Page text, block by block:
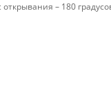
– 180